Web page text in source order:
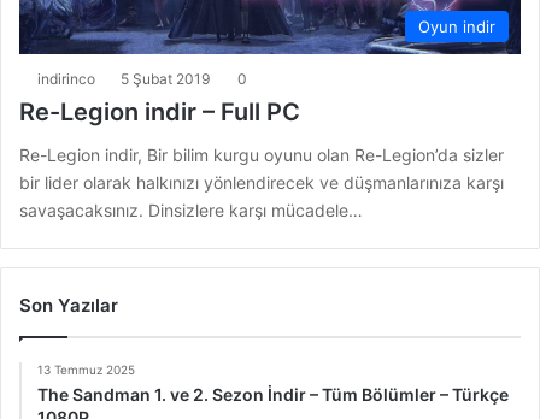
Oyun indir
indirinco 5 Şubat 2019 0
Re-Legion indir – Full PC
Re-Legion indir, Bir bilim kurgu oyunu olan Re-Legion’da sizler
bir lider olarak halkınızı yönlendirecek ve düşmanlarınıza karşı
savaşacaksınız. Dinsizlere karşı mücadele…
Son Yazılar
13 Temmuz 2025
The Sandman 1. ve 2. Sezon İndir – Tüm Bölümler – Türkçe